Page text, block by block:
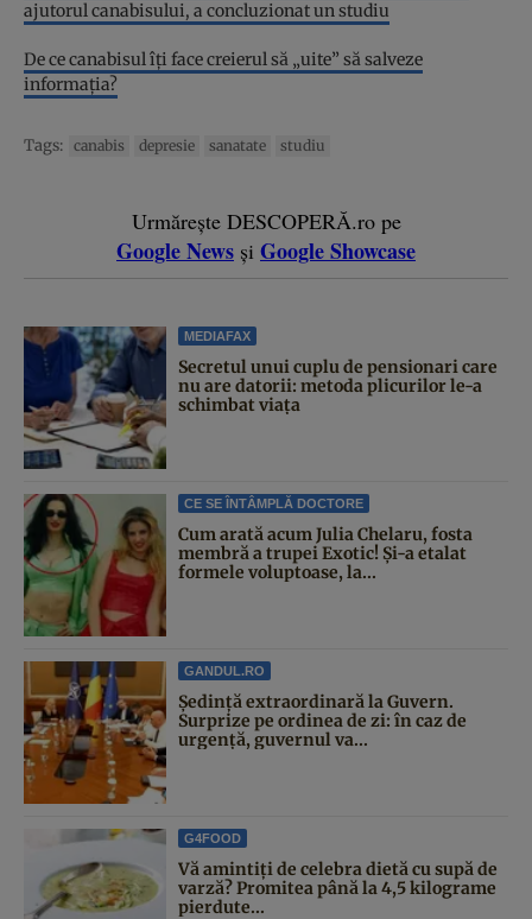
ajutorul canabisului, a concluzionat un studiu
De ce canabisul îți face creierul să „uite” să salveze
informația?
Tags: canabis depresie sanatate studiu
Urmărește DESCOPERĂ.ro pe
Google News și Google Showcase
MEDIAFAX
Secretul unui cuplu de pensionari care
nu are datorii: metoda plicurilor le-a
schimbat viața
CE SE ÎNTÂMPLĂ DOCTORE
Cum arată acum Julia Chelaru, fosta
membră a trupei Exotic! Și-a etalat
formele voluptoase, la...
GANDUL.RO
Şedinţă extraordinară la Guvern.
Surprize pe ordinea de zi: în caz de
urgență, guvernul va...
G4FOOD
Vă amintiți de celebra dietă cu supă de
varză? Promitea până la 4,5 kilograme
pierdute...